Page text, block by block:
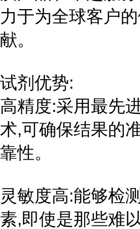
力于为全球客户
献。
试剂优势:
高精度:采用最先
术,可确保结果的
靠性。
灵敏度高:能够检
素,即使是那些难